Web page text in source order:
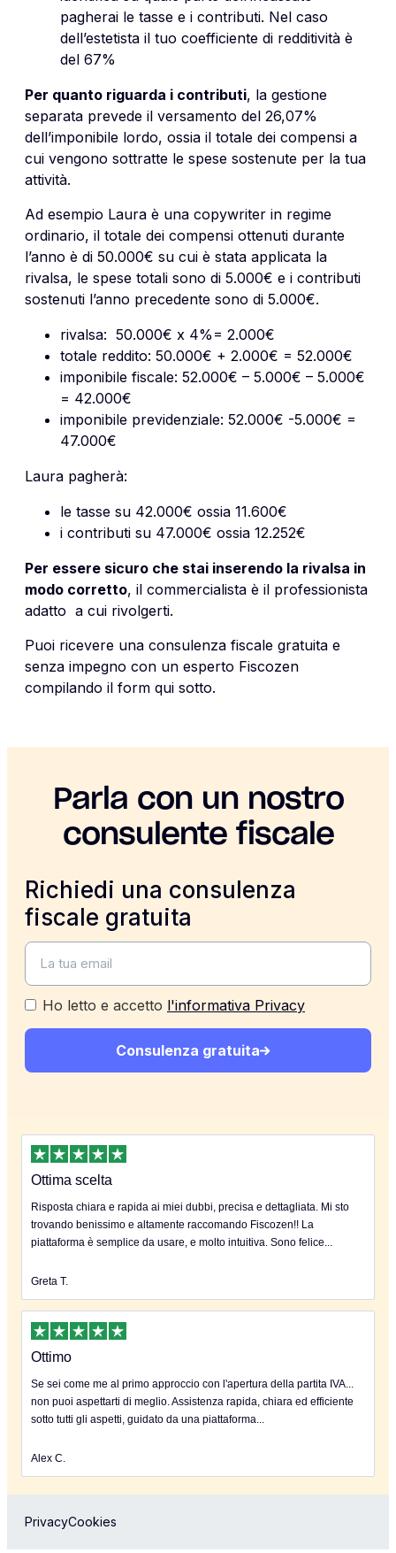
pagherai le tasse e i contributi. Nel caso
dell’estetista il tuo coefficiente di redditività è
del 67%
Per quanto riguarda i contributi, la gestione
separata prevede il versamento del 26,07%
dell’imponibile lordo, ossia il totale dei compensi a
cui vengono sottratte le spese sostenute per la tua
attività.
Ad esempio Laura è una copywriter in regime
ordinario, il totale dei compensi ottenuti durante
l’anno è di 50.000€ su cui è stata applicata la
rivalsa, le spese totali sono di 5.000€ e i contributi
sostenuti l’anno precedente sono di 5.000€.
rivalsa: 50.000€ x 4%= 2.000€
totale reddito: 50.000€ + 2.000€ = 52.000€
imponibile fiscale: 52.000€ – 5.000€ – 5.000€
= 42.000€
imponibile previdenziale: 52.000€ -5.000€ =
47.000€
Laura pagherà:
le tasse su 42.000€ ossia 11.600€
i contributi su 47.000€ ossia 12.252€
Per essere sicuro che stai inserendo la rivalsa in
modo corretto, il commercialista è il professionista
adatto a cui rivolgerti.
Puoi ricevere una consulenza fiscale gratuita e
senza impegno con un esperto Fiscozen
compilando il form qui sotto.
Parla con un nostro
consulente fiscale
Richiedi una consulenza
fiscale gratuita
Ho letto e accetto l'informativa Privacy
Consulenza gratuita
Ottima scelta
Risposta chiara e rapida ai miei dubbi, precisa e dettagliata. Mi sto
trovando benissimo e altamente raccomando Fiscozen!! La
piattaforma è semplice da usare, e molto intuitiva. Sono felice...
Greta T.
Ottimo
Se sei come me al primo approccio con l'apertura della partita IVA...
non puoi aspettarti di meglio. Assistenza rapida, chiara ed efficiente
sotto tutti gli aspetti, guidato da una piattaforma...
Alex C.
PrivacyCookies